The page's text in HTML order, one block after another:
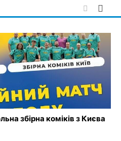
збірна коміків з Києва